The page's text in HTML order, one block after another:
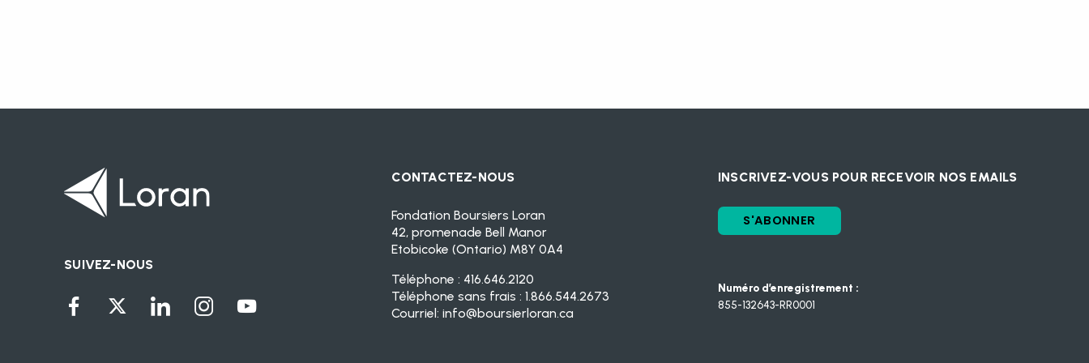
SUIVEZ-NOUS
CONTACTEZ-NOUS
Fondation Boursiers Loran
42, promenade Bell Manor
Etobicoke (Ontario) M8Y 0A4
Téléphone : 416.646.2120
Téléphone sans frais : 1.866.544.2673
Courriel: info@boursierloran.ca
INSCRIVEZ-VOUS POUR RECEVOIR NOS EMAILS
S'ABONNER
Numéro d’enregistrement :
855-132643-RR0001